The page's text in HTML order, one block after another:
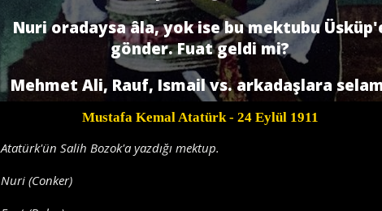
Nuri oradaysa âla, yok ise bu mektubu
gönder. Fuat geldi mi?
Mehmet Ali, Rauf, Ismail vs. arkadaşlara
Mustafa Kemal Atatürk- 24 Eylül 1911
Atatürk'ün Salih Bozok'a yazdığı mektup.
Nuri (Conker)